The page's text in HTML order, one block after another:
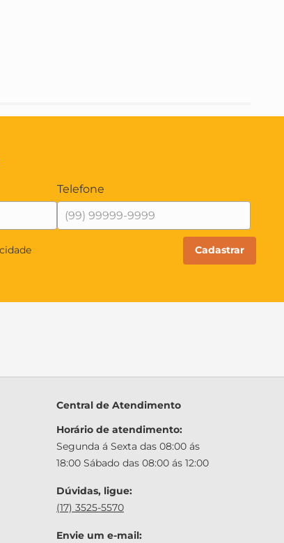
Telefone
Cadastrar
Central de Atendimento
Horário de atendimento:
Segunda á Sexta das 08:00 ás
18:00 Sábado das 08:00 ás 12:00
Dúvidas, ligue:
(17) 3525-5570
Envie um e-mail: